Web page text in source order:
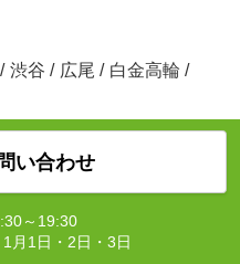
/ 渋谷 / 広尾 / 白金高輪 /
い合わせ
～19:30
月1日・2日・3日